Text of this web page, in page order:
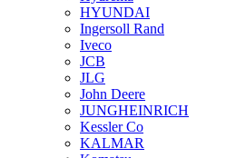
HYUNDAI
Ingersoll Rand
Iveco
JCB
JLG
John Deere
JUNGHEINRICH
Kessler Co
KALMAR